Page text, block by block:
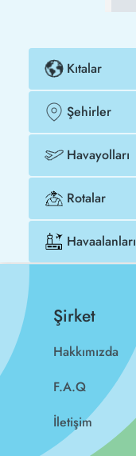
Kıtalar
Şehirler
Havayolları
Rotalar
Havaalanları
Şirket
Hakkımızda
F.A.Q
İletişim